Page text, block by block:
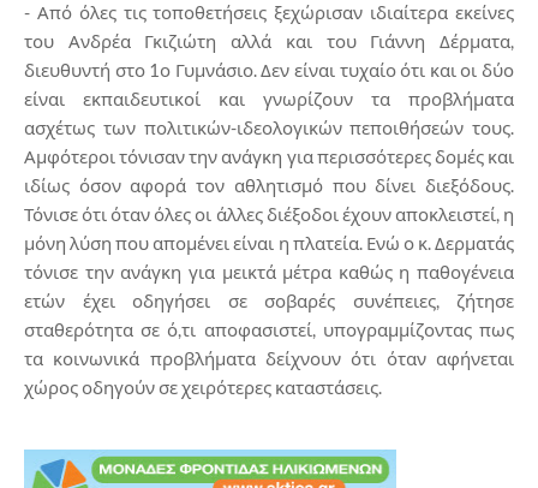
- Από όλες τις τοποθετήσεις ξεχώρισαν ιδιαίτερα εκείνες
του Ανδρέα Γκιζιώτη αλλά και του Γιάννη Δέρματα,
διευθυντή στο 1ο Γυμνάσιο. Δεν είναι τυχαίο ότι και οι δύο
είναι εκπαιδευτικοί και γνωρίζουν τα προβλήματα
ασχέτως των πολιτικών-ιδεολογικών πεποιθήσεών τους.
Αμφότεροι τόνισαν την ανάγκη για περισσότερες δομές και
ιδίως όσον αφορά τον αθλητισμό που δίνει διεξόδους.
Τόνισε ότι όταν όλες οι άλλες διέξοδοι έχουν αποκλειστεί, η
μόνη λύση που απομένει είναι η πλατεία. Ενώ ο κ. Δερματάς
τόνισε την ανάγκη για μεικτά μέτρα καθώς η παθογένεια
ετών έχει οδηγήσει σε σοβαρές συνέπειες, ζήτησε
σταθερότητα σε ό,τι αποφασιστεί, υπογραμμίζοντας πως
τα κοινωνικά προβλήματα δείχνουν ότι όταν αφήνεται
χώρος οδηγούν σε χειρότερες καταστάσεις.